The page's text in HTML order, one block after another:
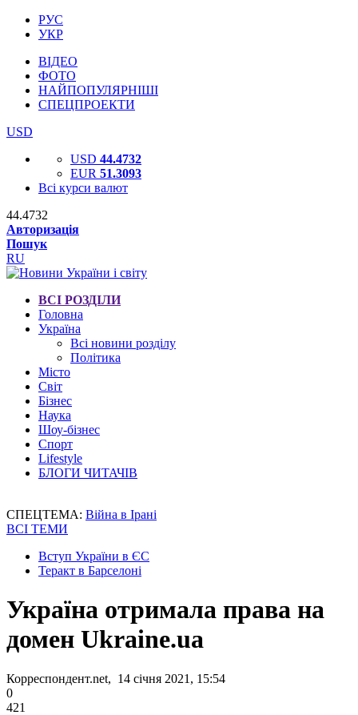
РУС
УКР
ВІДЕО
ФОТО
НАЙПОПУЛЯРНІШІ
СПЕЦПРОЕКТИ
USD
USD 44.4732
EUR 51.3093
Всі курси валют
44.4732
Авторизація
Пошук
RU
ВСІ РОЗДІЛИ
Головна
Україна
Всі новини розділу
Політика
Місто
Світ
Бізнес
Наука
Шоу-бізнес
Спорт
Lifestyle
БЛОГИ ЧИТАЧІВ
СПЕЦТЕМА: Війна в Ірані
ВСІ ТЕМИ
Вступ України в ЄС
Теракт в Барселоні
Україна отримала права на
домен Ukraine.ua
Корреспондент.net, 14 січня 2021, 15:54
0
421